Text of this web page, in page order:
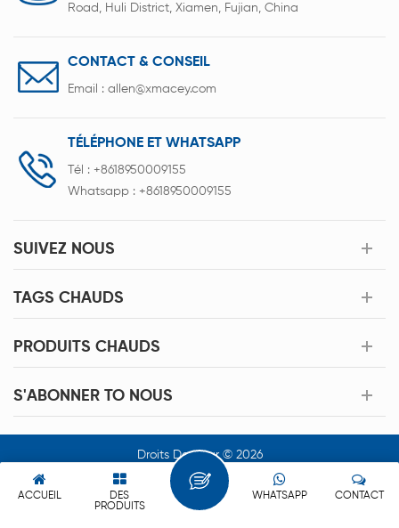
Road, Huli District, Xiamen, Fujian, China
CONTACT & CONSEIL
Email : allen@xmacey.com
TÉLÉPHONE ET WHATSAPP
Tél : +8618950009155
Whatsapp : +8618950009155
SUIVEZ NOUS
TAGS CHAUDS
PRODUITS CHAUDS
S'ABONNER TO NOUS
Droits Dauteur © 2026
Xiamen Acey New Energy Technology Co.,Ltd. Tous Les Droits
Sont Réservés.
ACCUEIL
DES
PRODUITS
CONTACT
WHATSAPP